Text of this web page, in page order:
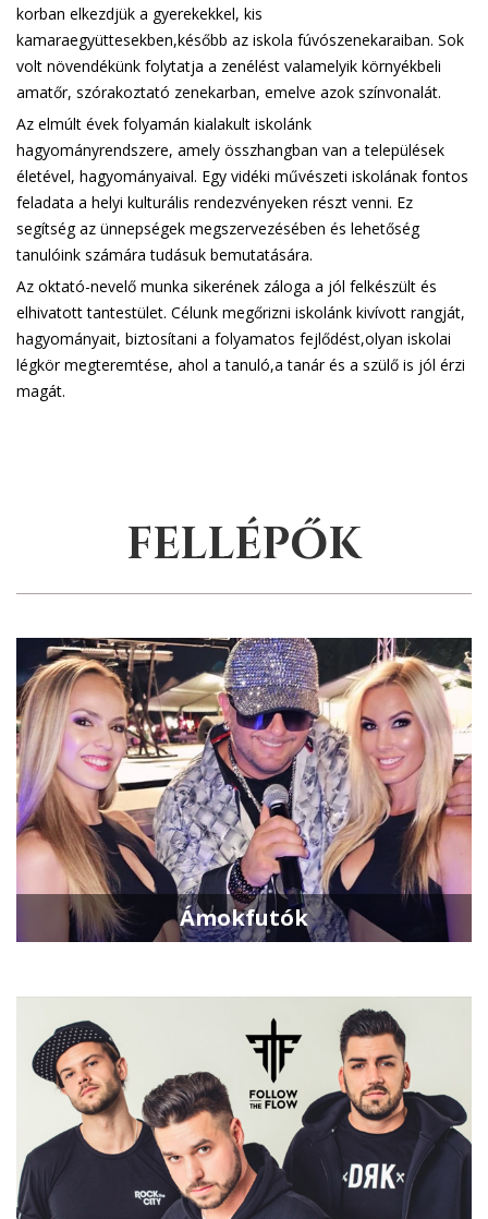
korban elkezdjük a gyerekekkel, kis
kamaraegyüttesekben,később az iskola fúvószenekaraiban. Sok
volt növendékünk folytatja a zenélést valamelyik környékbeli
amatőr, szórakoztató zenekarban, emelve azok színvonalát.
Az elmúlt évek folyamán kialakult iskolánk
hagyományrendszere, amely összhangban van a települések
életével, hagyományaival. Egy vidéki művészeti iskolának fontos
feladata a helyi kulturális rendezvényeken részt venni. Ez
segítség az ünnepségek megszervezésében és lehetőség
tanulóink számára tudásuk bemutatására.
Az oktató-nevelő munka sikerének záloga a jól felkészült és
elhivatott tantestület. Célunk megőrizni iskolánk kivívott rangját,
hagyományait, biztosítani a folyamatos fejlődést,olyan iskolai
légkör megteremtése, ahol a tanuló,a tanár és a szülő is jól érzi
magát.
FELLÉPŐK
Ámokfutók